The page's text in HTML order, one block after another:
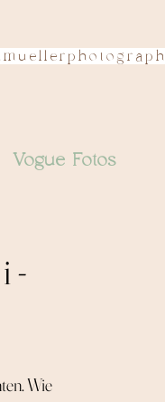
Vogue Fotos
Wie